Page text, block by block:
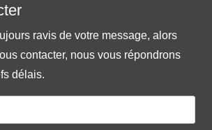
ravis de votre message, alors
contacter, nous vous répondrons
délais.